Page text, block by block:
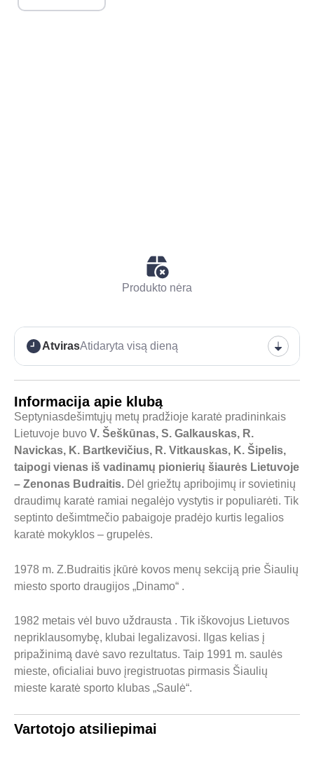
Informacija apie klubą
Septyniasdešimtųjų metų pradžioje karatė pradininkais
Lietuvoje buvo V. Šeškūnas, S. Galkauskas, R.
Navickas, K. Bartkevičius, R. Vitkauskas, K. Šipelis,
taipogi vienas iš vadinamų pionierių šiaurės Lietuvoje
– Zenonas Budraitis. Dėl griežtų apribojimų ir sovietinių
draudimų karatė ramiai negalėjo vystytis ir populiarėti. Tik
septinto dešimtmečio pabaigoje pradėjo kurtis legalios
karatė mokyklos – grupelės.
1978 m. Z.Budraitis įkūrė kovos menų sekciją prie Šiaulių
miesto sporto draugijos „Dinamo“ .
1982 metais vėl buvo uždrausta . Tik iškovojus Lietuvos
nepriklausomybę, klubai legalizavosi. Ilgas kelias į
pripažinimą davė savo rezultatus. Taip 1991 m. saulės
mieste, oficialiai buvo įregistruotas pirmasis Šiaulių
mieste karatė sporto klubas „Saulė“.
Vartotojo atsiliepimai
Produkto nėra
AtvirasAtidaryta visą dieną